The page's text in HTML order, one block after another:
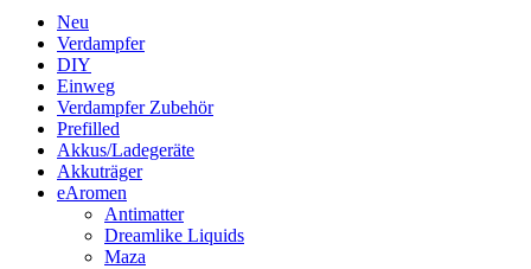
Neu
Verdampfer
DIY
Einweg
Verdampfer Zubehör
Prefilled
Akkus/Ladegeräte
Akkuträger
eAromen
Antimatter
Dreamlike Liquids
Maza